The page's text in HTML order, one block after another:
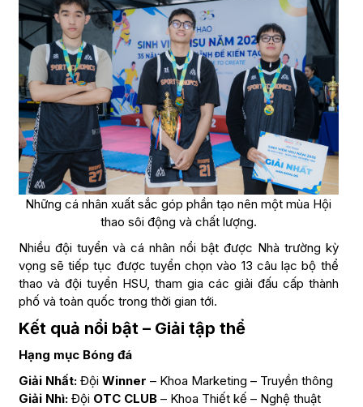
Những cá nhân xuất sắc góp phần tạo nên một mùa Hội
thao sôi động và chất lượng.
Nhiều đội tuyển và cá nhân nổi bật được Nhà trường kỳ
vọng sẽ tiếp tục được tuyển chọn vào 13 câu lạc bộ thể
thao và đội tuyển HSU, tham gia các giải đấu cấp thành
phố và toàn quốc trong thời gian tới.
Kết quả nổi bật – Giải tập thể
Hạng mục Bóng đá
Giải Nhất:Đội Winner – Khoa Marketing – Truyền thông
Giải Nhì:Đội OTC CLUB– Khoa Thiết kế – Nghệ thuật